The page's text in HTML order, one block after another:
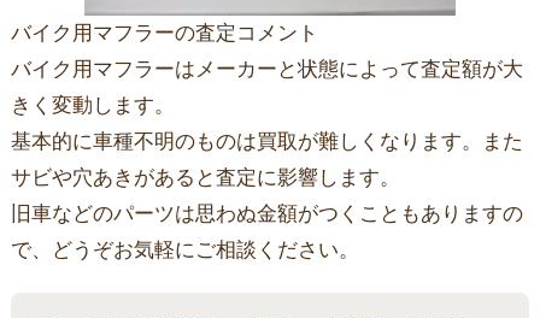
バイク用マフラーの査定コメント
バイク用マフラーはメーカーと状態によって査定額が大
きく変動します。
基本的に車種不明のものは買取が難しくなります。また
サビや穴あきがあると査定に影響します。
旧車などのパーツは思わぬ金額がつくこともありますの
で、どうぞお気軽にご相談ください。